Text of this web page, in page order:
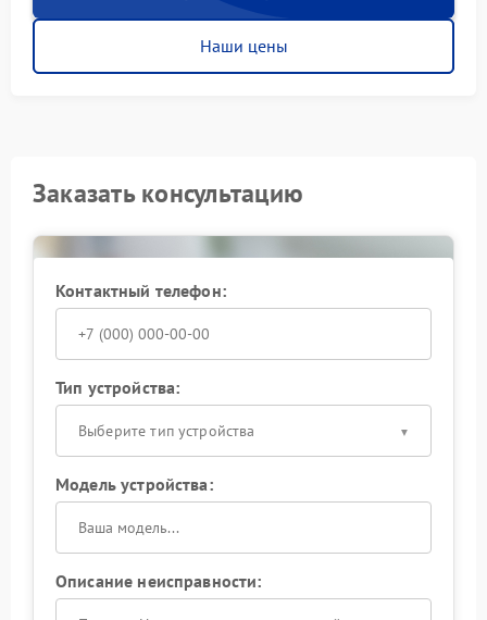
Наши цены
Заказать консультацию
Контактный телефон:
Тип устройства:
Выберите тип устройства
Модель устройства:
Описание неисправности: